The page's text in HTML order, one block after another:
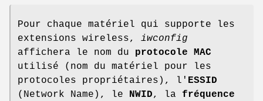
Pour chaque matériel qui supporte les
extensions wireless, iwconfig
affichera le nom du protocole MAC
utilisé (nom du matériel pour les
protocoles propriétaires), l' ESSID
(Network Name), le NWID, la fréquence